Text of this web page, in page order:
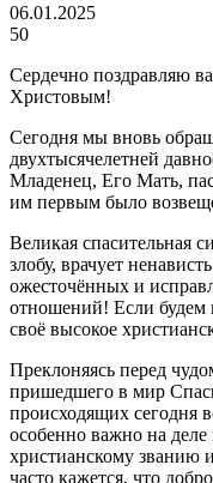
06.01.2025
50
Сердечно поздравляю
Христовым!
Сегодня мы вновь
двухтысячелетней
Младенец, Его Мать,
им первым было
Великая спасительная
злобу, врачует
ожесточённых и
отношений! Если будем
своё высокое
Преклоняясь перед
пришедшего в мир
происходящих сегодня
особенно важно на деле
христианскому званию
часто кажется, что